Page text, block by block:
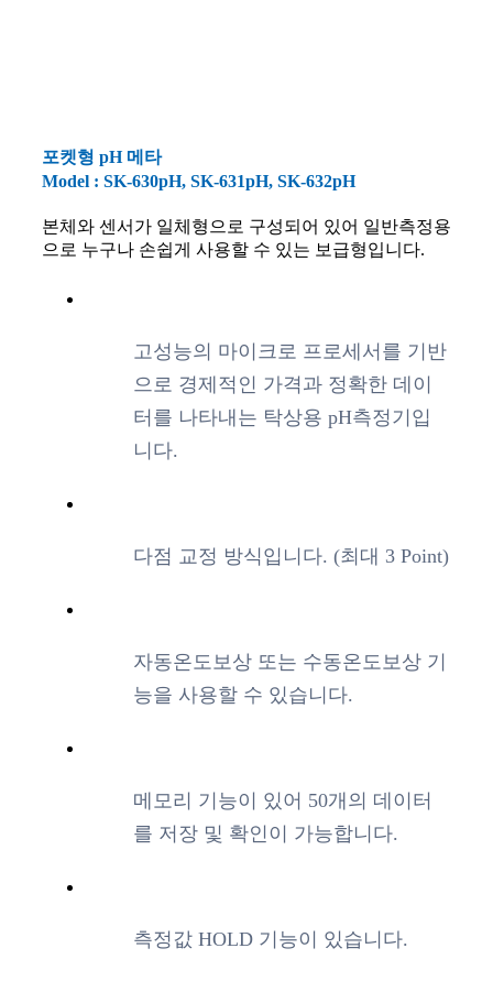
포켓형 pH 메타
Model : SK-630pH, SK-631pH, SK-632pH
본체와 센서가 일체형으로 구성되어 있어 일반측정용
으로 누구나 손쉽게 사용할 수 있는 보급형입니다.
고성능의 마이크로 프로세서를 기반
으로 경제적인 가격과 정확한 데이
터를 나타내는 탁상용 pH측정기입
니다.
다점 교정 방식입니다. (최대 3 Point)
자동온도보상 또는 수동온도보상 기
능을 사용할 수 있습니다.
메모리 기능이 있어 50개의 데이터
를 저장 및 확인이 가능합니다.
측정값 HOLD 기능이 있습니다.